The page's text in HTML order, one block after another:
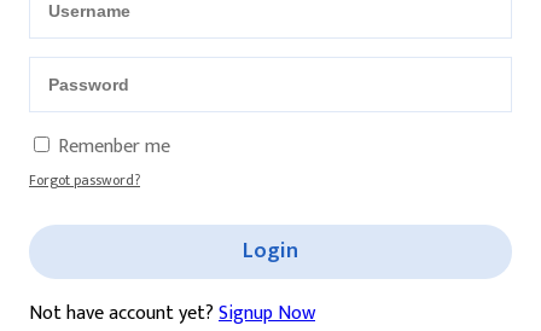
Remenber me
Forgot password?
Login
Not have account yet?Signup Now